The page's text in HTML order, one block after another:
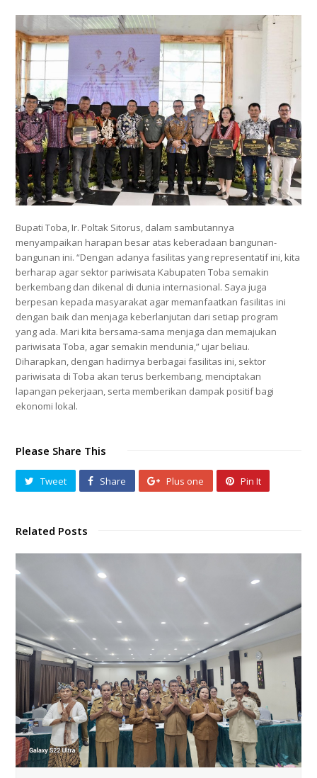
Bupati Toba, Ir. Poltak Sitorus, dalam sambutannya
menyampaikan harapan besar atas keberadaan bangunan-
bangunan ini. “Dengan adanya fasilitas yang representatif ini, kita
berharap agar sektor pariwisata Kabupaten Toba semakin
berkembang dan dikenal di dunia internasional. Saya juga
berpesan kepada masyarakat agar memanfaatkan fasilitas ini
dengan baik dan menjaga keberlanjutan dari setiap program
yang ada. Mari kita bersama-sama menjaga dan memajukan
pariwisata Toba, agar semakin mendunia,” ujar beliau.
Diharapkan, dengan hadirnya berbagai fasilitas ini, sektor
pariwisata di Toba akan terus berkembang, menciptakan
lapangan pekerjaan, serta memberikan dampak positif bagi
ekonomi lokal.
Please Share This
Tweet Share Plus one Pin It
Related Posts